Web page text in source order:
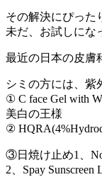
その解決にぴった
未だ、お試しにな
最近の日本の皮膚
シミの方には、紫
① C face Gel with
美白の王様
②
③日焼け止め1、
2、Spay